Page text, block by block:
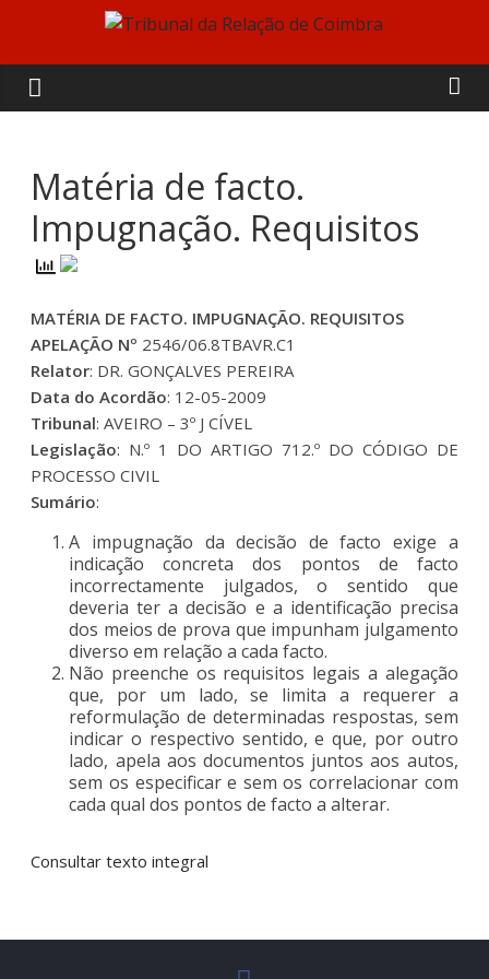
content
Tribunal
da
Relação
de
Coimbra
Matéria de facto.
Impugnação. Requisitos
MATÉRIA DE FACTO. IMPUGNAÇÃO. REQUISITOS
APELAÇÃO Nº 2546/06.8TBAVR.C1
Relator: DR. GONÇALVES PEREIRA
Data do Acordão: 12-05-2009
Tribunal: AVEIRO – 3º J CÍVEL
Legislação: N.º 1 DO ARTIGO 712.º DO CÓDIGO DE
PROCESSO CIVIL
Sumário:
A impugnação da decisão de facto exige a
indicação concreta dos pontos de facto
incorrectamente julgados, o sentido que
deveria ter a decisão e a identificação precisa
dos meios de prova que impunham julgamento
diverso em relação a cada facto.
Não preenche os requisitos legais a alegação
que, por um lado, se limita a requerer a
reformulação de determinadas respostas, sem
indicar o respectivo sentido, e que, por outro
lado, apela aos documentos juntos aos autos,
sem os especificar e sem os correlacionar com
cada qual dos pontos de facto a alterar.
Consultar texto integral